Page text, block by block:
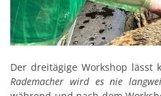
Der dreitägige Workshop lässt
Rademacher wird es nie